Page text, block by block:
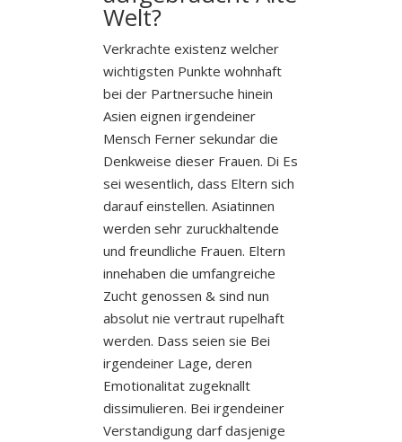
Welt?
Verkrachte existenz welcher
wichtigsten Punkte wohnhaft
bei der Partnersuche hinein
Asien eignen irgendeiner
Mensch Ferner sekundar die
Denkweise dieser Frauen. Di Es
sei wesentlich, dass Eltern sich
darauf einstellen. Asiatinnen
werden sehr zuruckhaltende
und freundliche Frauen. Eltern
innehaben die umfangreiche
Zucht genossen & sind nun
absolut nie vertraut rupelhaft
werden. Dass seien sie Bei
irgendeiner Lage, deren
Emotionalitat zugeknallt
dissimulieren. Bei irgendeiner
Verstandigung darf dasjenige